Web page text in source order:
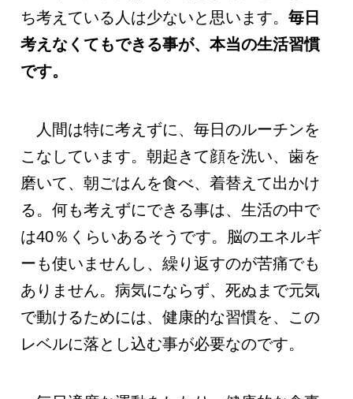
ち考えている人は少ないと思います。毎日
考えなくてもできる事が、本当の生活習慣
です。
人間は特に考えずに、毎日のルーチンを
こなしています。朝起きて顔を洗い、歯を
磨いて、朝ごはんを食べ、着替えて出かけ
る。何も考えずにできる事は、生活の中で
は40％くらいあるそうです。脳のエネルギ
ーも使いませんし、繰り返すのが苦痛でも
ありません。病気にならず、死ぬまで元気
で動けるためには、健康的な習慣を、この
レベルに落とし込む事が必要なのです。